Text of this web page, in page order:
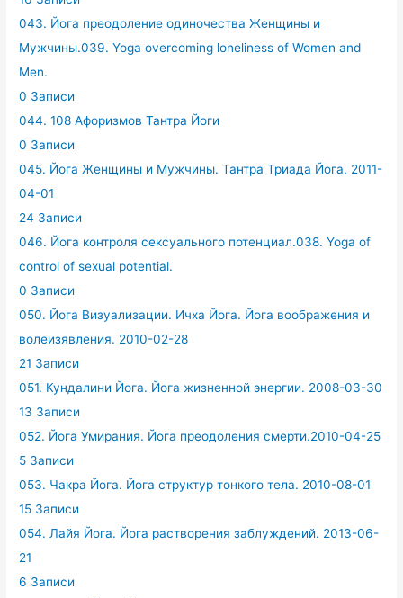
043. Йога преодоление одиночества Женщины и
Мужчины.039. Yoga overcoming loneliness of Women and
Men.
0 Записи
044. 108 Афоризмов Тантра Йоги
0 Записи
045. Йога Женщины и Мужчины. Тантра Триада Йога. 2011-
04-01
24 Записи
046. Йога контроля сексуального потенциал.038. Yoga of
control of sexual potential.
0 Записи
050. Йога Визуализации. Ичха Йога. Йога воображения и
волеизявления. 2010-02-28
21 Записи
051. Кундалини Йога. Йога жизненной энергии. 2008-03-30
13 Записи
052. Йога Умирания. Йога преодоления смерти.2010-04-25
5 Записи
053. Чакра Йога. Йога структур тонкого тела. 2010-08-01
15 Записи
054. Лайя Йога. Йога растворения заблуждений. 2013-06-
21
6 Записи